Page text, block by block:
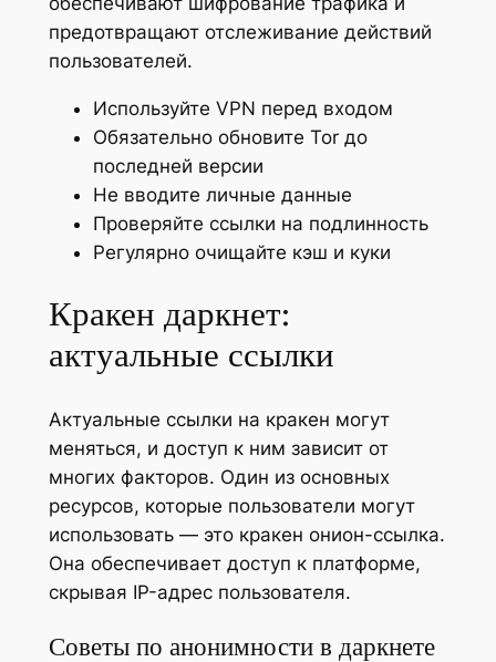
предотвращают отслеживание действий
пользователей.
Используйте VPN перед входом
Обязательно обновите Tor до
последней версии
Не вводите личные данные
Проверяйте ссылки на подлинность
Регулярно очищайте кэш и куки
Кракен даркнет:
актуальные ссылки
Актуальные ссылки на кракен могут
меняться, и доступ к ним зависит от
многих факторов. Один из основных
ресурсов, которые пользователи могут
использовать — это кракен онион-ссылка.
Она обеспечивает доступ к платформе,
скрывая IP-адрес пользователя.
Советы по анонимности в даркнете